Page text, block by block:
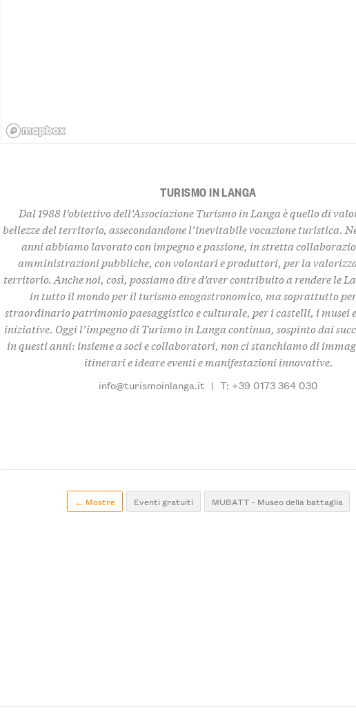
TURISMO IN LANGA
Dal 1988 l’obiettivo dell’Associazione Turismo in Langa è quello di
bellezze del territorio, assecondandone l’inevitabile vocazione turistica.
anni abbiamo lavorato con impegno e passione, in stretta
amministrazioni pubbliche, con volontari e produttori, per la
territorio. Anche noi, così, possiamo dire d’aver contribuito a rendere le
in tutto il mondo per il turismo enogastronomico, ma soprattutto
straordinariopatrimonio paesaggistico e culturale, per i castelli, i musei
iniziative. Oggi l’impegno di Turismo in Langa continua, sospinto dai
in questi anni: insieme a soci e collaboratori, non ci stanchiamo di
itinerari e ideare eventi e manifestazioni innovative.
info@turismoinlanga.it | T: +39 0173 364 030
← Mostre Eventi gratuiti MUBATT - Museo della battaglia